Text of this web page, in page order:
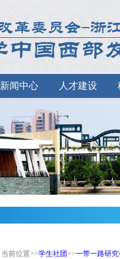
新闻中心 人才建设
当前位置>>学生社团>>一带一路研